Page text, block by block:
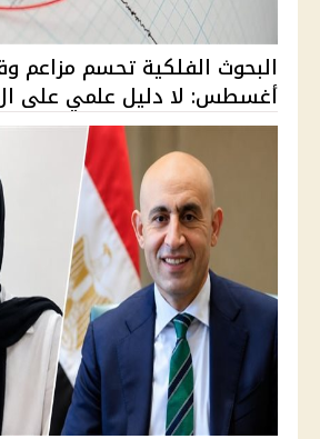
أغسطس: لا دليل علمي على